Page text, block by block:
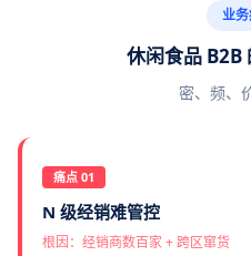
业
休闲食品 B2B
密、频、
痛点 01
N 级经销难管控
根因：经销商数百家 + 跨区窜货